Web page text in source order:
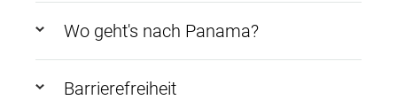
Wo geht's nach Panama?
Barrierefreiheit